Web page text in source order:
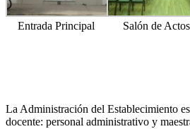
Entrada Principal Salón de Actos
La Administración del Establecimiento
docente: personal administrativo y